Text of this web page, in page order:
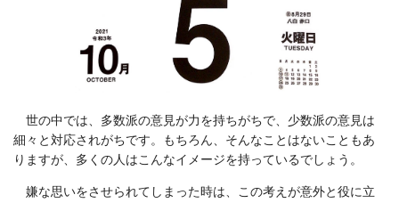
世の中では、多数派の意見が力を持ちがちで、少数派の意見は
細々と対応されがちです。もちろん、そんなことはないこともあ
りますが、多くの人はこんなイメージを持っているでしょう。
嫌な思いをさせられてしまった時は、この考えが意外と役に立